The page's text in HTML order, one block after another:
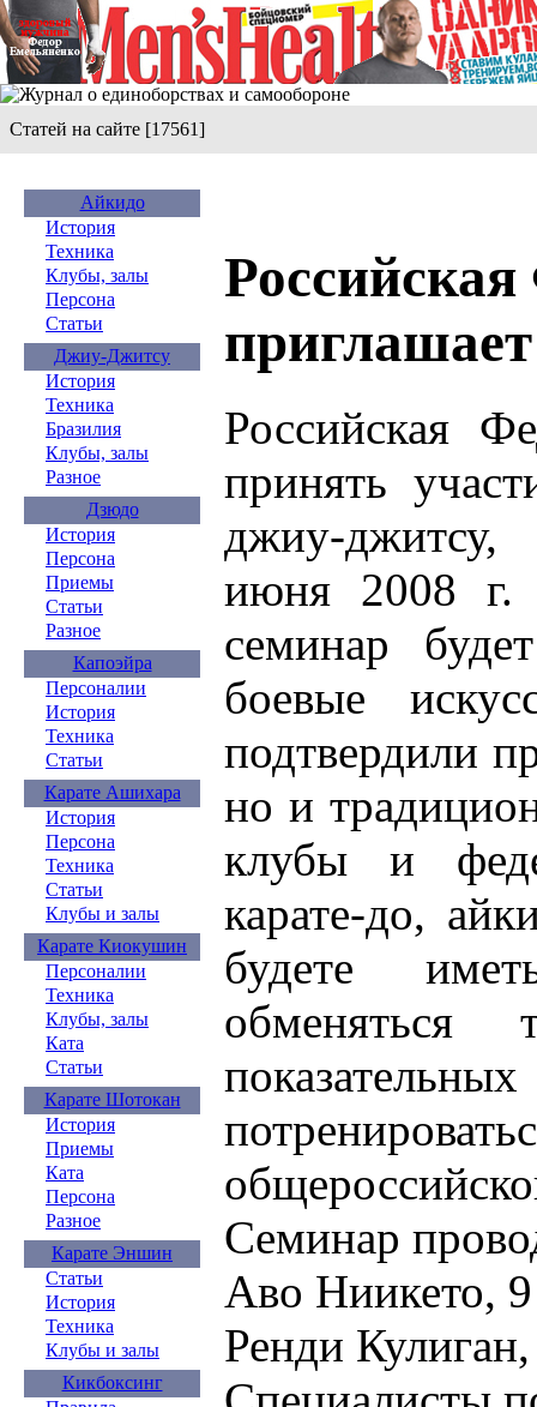
Статей на сайте [17561]
Айкидо
История
Техника
Клубы, залы
Персона
Статьи
Джиу-Джитсу
История
Техника
Бразилия
Клубы, залы
Разное
Дзюдо
История
Персона
Приемы
Статьи
Разное
Капоэйра
Персоналии
История
Техника
Статьи
Карате Ашихара
История
Персона
Техника
Статьи
Клубы и залы
Карате Киокушин
Персоналии
Техника
Клубы, залы
Ката
Статьи
Карате Шотокан
История
Приемы
Ката
Персона
Разное
Карате Эншин
Статьи
История
Техника
Клубы и залы
Кикбоксинг
Российская
принять
джиу-джитсу,
июня 2008 г.
семинар
боевые
подтвердили
но и
клубы и
карате-до,
будете
обменяться
Семинар
Аво Ниикето,
Ренди